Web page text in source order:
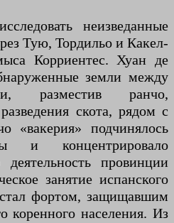
неизведанные
Тую, Тордильо и Какел-
Корриентес. Хуан де
земли между
разместив ранчо,
скота, рядом с
«вакерия» подчинялось
и концентрировало
деятельность провинции
занятие испанского
фортом, защищавшим
коренного населения. Из